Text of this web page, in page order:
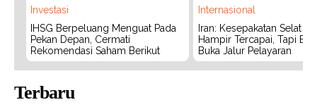
Investasi
IHSG Berpeluang Menguat Pada
Pekan Depan, Cermati
Rekomendasi Saham Berikut
Internasional
Iran: Kesepakatan Selat
Hampir Tercapai, Tapi
Buka Jalur Pelayaran
Terbaru